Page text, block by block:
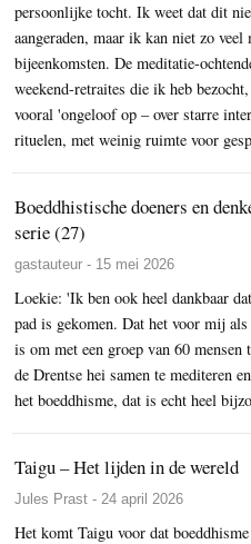
persoonlijke tocht. Ik weet dat dit
aangeraden, maar ik kan niet zo veel
bijeenkomsten. De meditatie-
weekend-retraites die ik heb
vooral 'ongeloof op – over starre
rituelen, met weinig ruimte voor
Boeddhistische doeners en
serie (27)
gastauteur - 15 mei 2026
Loekie: 'Ik ben ook heel dankbaar
pad is gekomen. Dat het voor mij
is om met een groep van 60 mensen
de Drentse hei samen te mediteren
het boeddhisme, dat is echt heel
Taigu – Het lijden in de wereld
Jules Prast - 24 april 2026
Het komt Taigu voor dat